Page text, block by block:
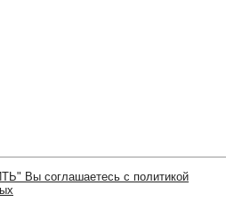
Вы соглашаетесь с политикой